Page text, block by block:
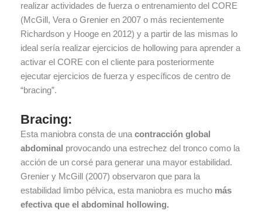
realizar actividades de fuerza o entrenamiento del CORE
(McGill, Vera o Grenier en 2007 o más recientemente
Richardson y Hooge en 2012) y a partir de las mismas lo
ideal sería realizar ejercicios de hollowing para aprender a
activar el CORE con el cliente para posteriormente
ejecutar ejercicios de fuerza y específicos de centro de
“bracing”.
Bracing:
Esta maniobra consta de una contracción global
abdominal provocando una estrechez del tronco como la
acción de un corsé para generar una mayor estabilidad.
Grenier y McGill (2007) observaron que para la
estabilidad limbo pélvica, esta maniobra es mucho más
efectiva que el abdominal hollowing.